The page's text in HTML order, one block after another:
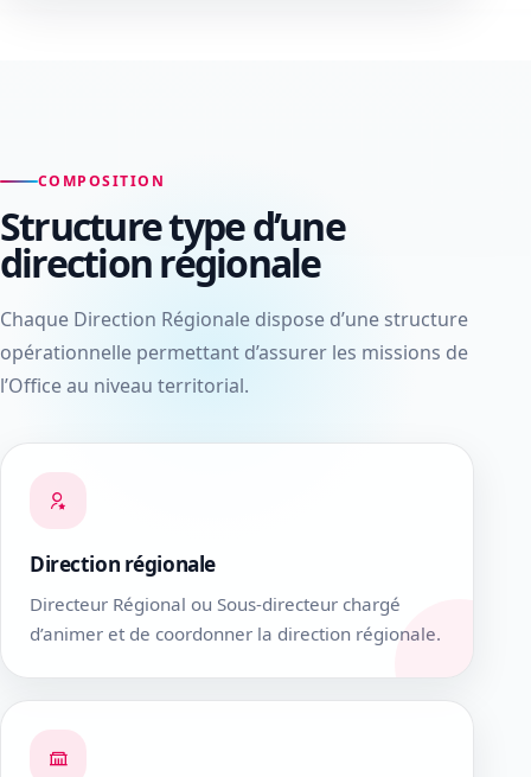
COMPOSITION
Structure type d’une
direction régionale
Chaque Direction Régionale dispose d’une structure
opérationnelle permettant d’assurer les missions de
l’Office au niveau territorial.
Direction régionale
Directeur Régional ou Sous-directeur chargé
d’animer et de coordonner la direction régionale.